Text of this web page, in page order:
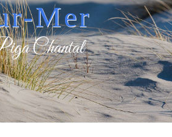
Mer
Piga Chantal